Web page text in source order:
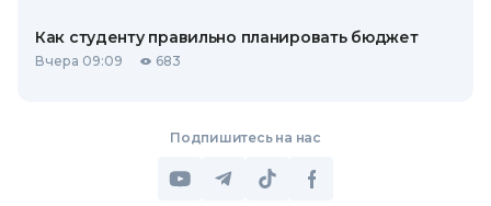
Как студенту правильно планировать бюджет
Вчера 09:09 683
Подпишитесь на нас